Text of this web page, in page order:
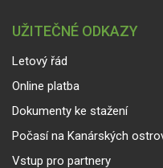
UŽITEČNÉ ODKAZY
Letový řád
Online platba
Dokumenty ke stažení
Počasí na Kanárských
Vstup pro partnery